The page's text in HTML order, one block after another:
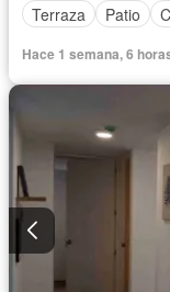
Terraza
Patio
Hace 1 semana, 6